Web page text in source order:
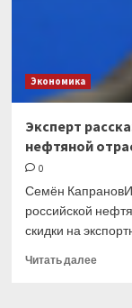
Экономика
Эксперт
нефтяной
0
Семён
российской
скидки на
Читать далее